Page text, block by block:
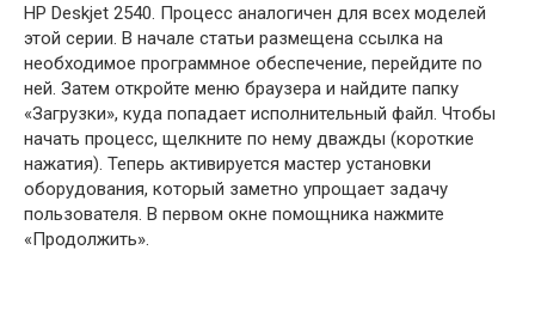
HP Deskjet 2540. Процесс аналогичен для всех моделей
этой серии. В начале статьи размещена ссылка на
необходимое программное обеспечение, перейдите по
ней. Затем откройте меню браузера и найдите папку
«Загрузки», куда попадает исполнительный файл. Чтобы
начать процесс, щелкните по нему дважды (короткие
нажатия). Теперь активируется мастер установки
оборудования, который заметно упрощает задачу
пользователя. В первом окне помощника нажмите
«Продолжить».